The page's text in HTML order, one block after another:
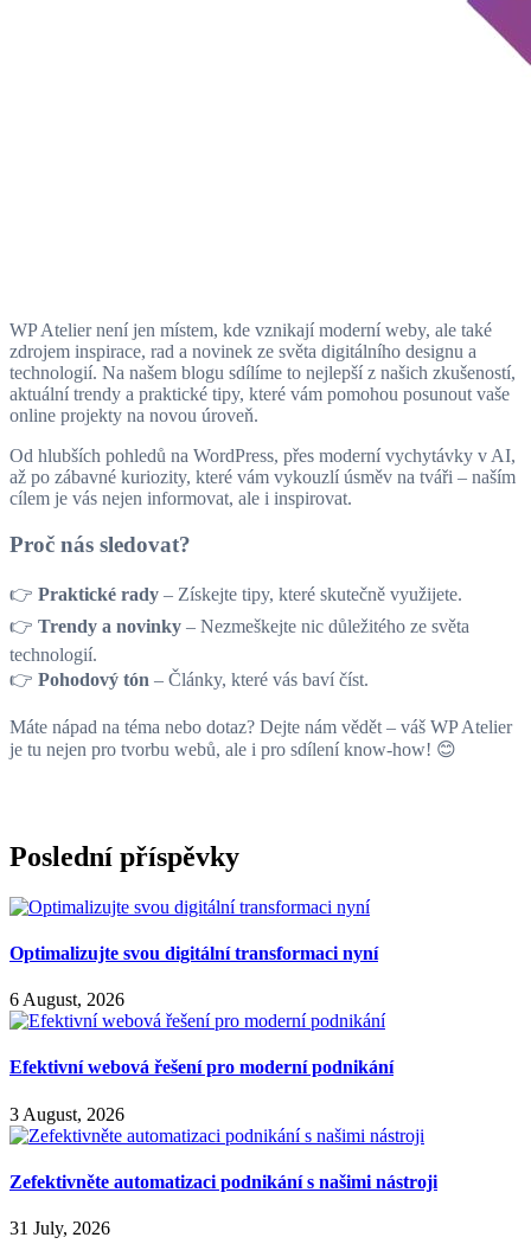
WP Atelier není jen místem, kde vznikají moderní weby, ale také
zdrojem inspirace, rad a novinek ze světa digitálního designu a
technologií. Na našem blogu sdílíme to nejlepší z našich zkušeností,
aktuální trendy a praktické tipy, které vám pomohou posunout vaše
online projekty na novou úroveň.
Od hlubších pohledů na WordPress, přes moderní vychytávky v AI,
až po zábavné kuriozity, které vám vykouzlí úsměv na tváři – naším
cílem je vás nejen informovat, ale i inspirovat.
Proč nás sledovat?
👉 Praktické rady – Získejte tipy, které skutečně využijete.
👉 Trendy a novinky – Nezmeškejte nic důležitého ze světa
technologií.
👉 Pohodový tón – Články, které vás baví číst.
Máte nápad na téma nebo dotaz? Dejte nám vědět – váš WP Atelier
je tu nejen pro tvorbu webů, ale i pro sdílení know-how! 😊
Poslední příspěvky
Optimalizujte svou digitální transformaci nyní
6 August, 2026
Efektivní webová řešení pro moderní podnikání
3 August, 2026
Zefektivněte automatizaci podnikání s našimi nástroji
31 July, 2026